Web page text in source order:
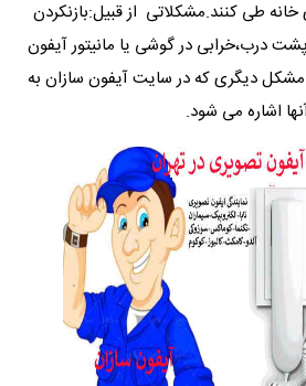
خانه طی کنند.مشکلاتی از قبیل:بازنکردن
درب،خرابی در گوشی یا مانیتور آیفون
دیگری که در سایت آیفون سازان به
اشاره می شود.